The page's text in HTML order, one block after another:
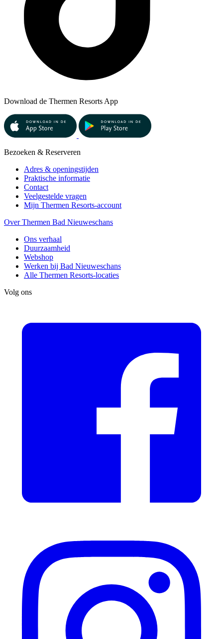
Download de Thermen Resorts App
Bezoeken & Reserveren
Adres & openingstijden
Praktische informatie
Contact
Veelgestelde vragen
Mijn Thermen Resorts-account
Over Thermen Bad Nieuweschans
Ons verhaal
Duurzaamheid
Webshop
Werken bij Bad Nieuweschans
Alle Thermen Resorts-locaties
Volg ons